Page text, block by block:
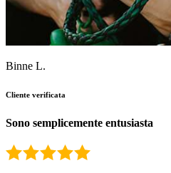
Binne L.
Cliente verificata
Sono semplicemente entusiasta